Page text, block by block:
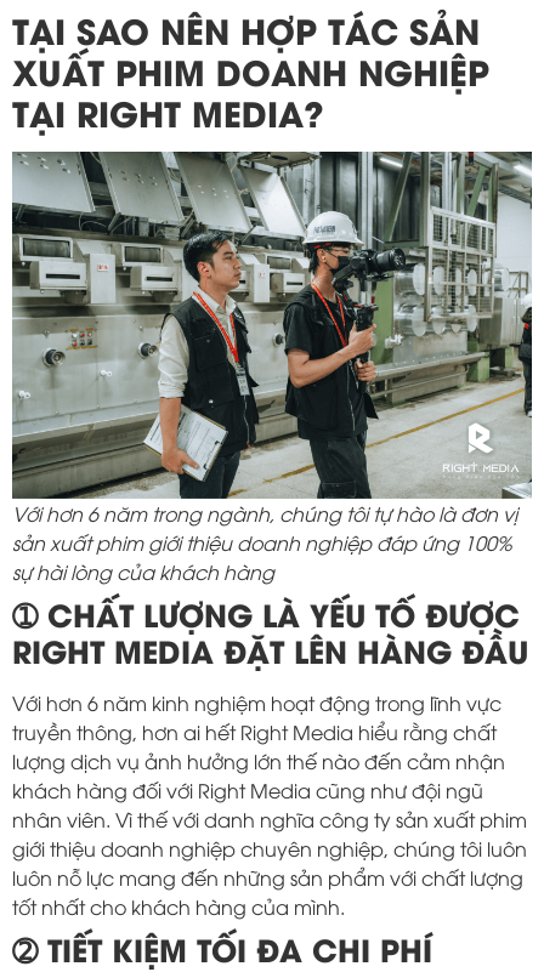
TẠI SAO NÊN HỢP TÁC SẢN
XUẤT PHIM DOANH NGHIỆP
TẠI RIGHT MEDIA?
Với hơn 6 năm trong ngành, chúng tôi tự hào là đơn vị
sản xuất phim giới thiệu doanh nghiệp đáp ứng 100%
sự hài lòng của khách hàng
➀ CHẤT LƯỢNG LÀ YẾU TỐ ĐƯỢC
RIGHT MEDIA ĐẶT LÊN HÀNG ĐẦU
Với hơn 6 năm kinh nghiệm hoạt động trong lĩnh vực
truyền thông, hơn ai hết Right Media hiểu rằng chất
lượng dịch vụ ảnh hưởng lớn thế nào đến cảm nhận
khách hàng đối với Right Media cũng như đội ngũ
nhân viên. Vì thế với danh nghĩa công ty sản xuất phim
giới thiệu doanh nghiệp chuyên nghiệp, chúng tôi luôn
luôn nỗ lực mang đến những sản phẩm với chất lượng
tốt nhất cho khách hàng của mình.
➁ TIẾT KIỆM TỐI ĐA CHI PHÍ